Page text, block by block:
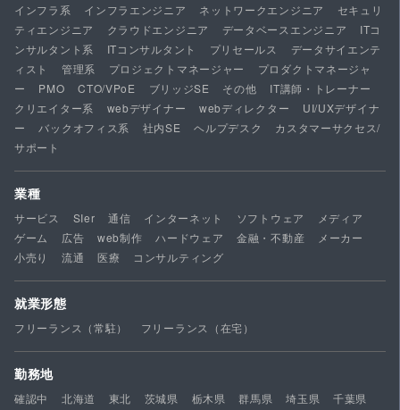
インフラ系
インフラエンジニア ネットワークエンジニア
セキュリ
ティエンジニア
クラウドエンジニア データベースエンジニア
ITコ
ンサルタント系
ITコンサルタント プリセールス
データサイエンテ
ィスト
管理系 プロジェクトマネージャー
プロダクトマネージャ
ー
PMO CTO/VPoE ブリッジSE その他
IT講師・トレーナー
クリエイター系
webデザイナー webディレクター
UI/UXデザイナ
ー
バックオフィス系 社内SE ヘルプデスク
カスタマーサクセス/
サポート
業種
サービス SIer 通信 インターネット ソフトウェア
メディア
ゲーム
広告 web制作 ハードウェア 金融・不動産
メーカー
小売り
流通 医療 コンサルティング
就業形態
フリーランス（常駐） フリーランス（在宅）
勤務地
確認中 北海道 東北 茨城県 栃木県 群馬県 埼玉県
千葉県